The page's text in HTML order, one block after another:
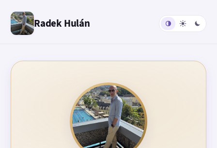
Radek Hulán